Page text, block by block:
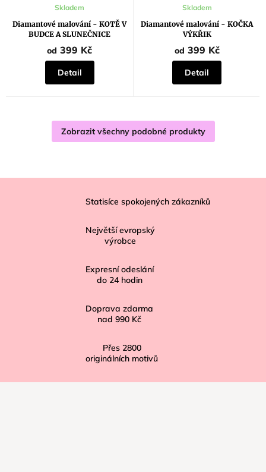
Diamantové malování - KOTĚ V
BUDCE A SLUNEČNICE
Skladem
od 399 Kč
Detail
Diamantové malování - KOČKA
VÝKŘIK
Skladem
od 399 Kč
Detail
Zobrazit všechny podobné produkty
Statisíce spokojených zákazníků
Největší evropský
výrobce
Expresní odeslání
do 24 hodin
Doprava zdarma
nad 990 Kč
Přes 2800
originálních motivů